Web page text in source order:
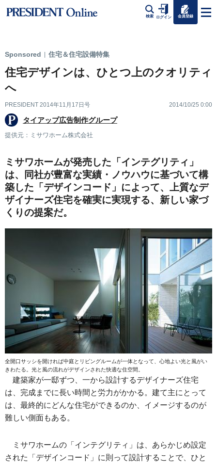
検索 ログイン 会員登録
Sponsored 住宅＆住宅設備特集
住宅デザインは、ひとつ上のクオリティ
へ
PRESIDENT 2014年11月17日号 2014/10/25 0:00
タイアップ広告制作グループ
提供元：ミサワホーム株式会社
ミサワホームが発売した「インテグリティ」
は、同社が豊富な実績・ノウハウに基づいて構
築した「デザインコード」によって、上質なデ
ザイナーズ住宅を確実に実現する、新しい家づ
くりの提案だ。
全開口サッシを開ければ中庭とリビングルームが一体となって、心地よい光と風がい
きわたる。光と風の流れがデザインされた快適な住空間。
建築家が一邸ずつ、一から設計するデザイナーズ住宅
は、完成までに長い時間と労力がかかる。建て主にとって
は、最終的にどんな住宅ができるのか、イメージするのが
難しい側面もある。
ミサワホームの「インテグリティ」は、あらかじめ設定
された「デザインコード」に則って設計することで、ひと